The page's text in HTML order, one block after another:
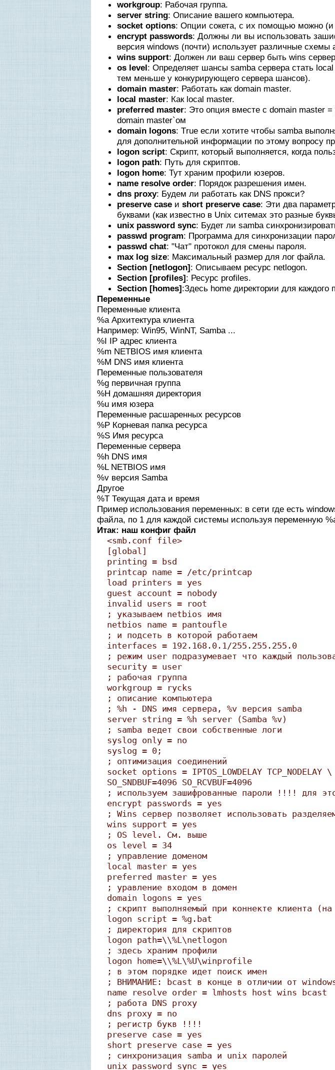
workgroup: Рабочая группа.
server string: Описание вашего компьютера.
socket options: Опции сокета, с их помощью можно (и
encrypt passwords: Должны ли вы использовать
версия windows (почти) использует различные схемы
wins support: Должен ли ваш сервер быть wins
os level: Определяет шансы samba сервера стать
тем меньше у конкурирующего сервера шансов).
domain master: Работать как domain master.
local master: Как local master.
preferred master: Это опция вместе с domain master =
domain master`ом
domain logons: Тrue если хотите чтобы samba
для дополнительной информации по этому вопросу
logon script: Скрипт, который выполняется, когда
logon path: Путь для скриптов.
logon home: Тут храним профили юзеров.
name resolve order: Порядок разрешения имен.
dns proxy: Будем ли работать как DNS прокси?
preserve case и short preserve case: Эти два
буквами (как известно в Unix ситемах это разные
unix password sync: Будет ли samba
passwd program: Программа для синхронизации
passwd chat: "Чат" протокол для смены пароля.
max log size: Максимальный размер для лог файла.
Section [netlogon]: Описываем ресурс netlogon.
Section [profiles]: Ресурс profiles.
Section [homes]:Здесь home директории для каждого
Переменные
Переменные клиента
%a Архитектура клиента
Например: Win95, WinNT, Samba ...
%I IP адрес клиента
%m NETBIOS имя клиента
%M DNS имя клиента
Переменные пользователя
%g первичная группа
%H домашняя директория
%u имя юзера
Переменные расшаренных ресурсов
%P Корневая папка ресурса
%S Имя ресурса
Переменные сервера
%h DNS имя
%L NETBIOS имя
%v версия Samba
Другое
%T Текущая дата и время
Пример использования переменных: в сети где есть
файла, по 1 для каждой системы используя переменную
Итак: наш конфиг файл
<smb.conf file>
[global]
printing = bsd
printcap name = /etc/printcap
load printers = yes
guest account = nobody
invalid users = root
; указываем netbios имя
netbios name = pantoufle
; и подсеть в которой работаем
interfaces = 192.168.0.1/255.255.255.0
; режим user подразумевает что каждый
security = user
; рабочая группа
workgroup = rycks
; описание компьютера
; %h - DNS имя сервера, %v версия samba
server string = %h server (Samba %v)
; samba ведет свои собственные логи
syslog only = no
syslog = 0;
; оптимизация соединений
socket options = IPTOS_LOWDELAY TCP_NODELAY \
SO_SNDBUF=4096 SO_RCVBUF=4096
; используем зашифрованные пароли !!!! для
encrypt passwords = yes
; Wins сервер позволяет использовать
wins support = yes
; OS level. См. выше
os level = 34
; управление доменом
local master = yes
preferred master = yes
; уравление входом в домен
domain logons = yes
; скрипт выполняемый при коннекте клиента (на
logon script = %g.bat
; директория для скриптов
logon path=\\%L\netlogon
; здесь храним профили
logon home=\\%L\%U\winprofile
; в этом порядке идет поиск имен
; ВНИМАНИЕ: bcast в конце в отличии от
name resolve order = lmhosts host wins bcast
; работа DNS proxy
dns proxy = no
; регистр букв !!!!
preserve case = yes
short preserve case = yes
; синхронизация samba и unix паролей
unix password sync = yes